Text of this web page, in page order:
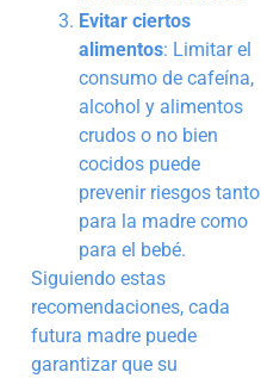
Evitar ciertos
alimentos: Limitar el
consumo de cafeína,
alcohol y alimentos
crudos o no bien
cocidos puede
prevenir riesgos tanto
para la madre como
para el bebé.
Siguiendo estas
recomendaciones, cada
futura madre puede
garantizar que su